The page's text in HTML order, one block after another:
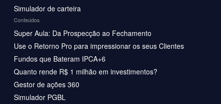
Simulador de carteira
Conteúdos
Super Aula: Da Prospecção ao Fechamento
Use o Retorno Pro para impressionar os seus Clientes
Fundos que Bateram IPCA+6
Quanto rende R$ 1 milhão em investimentos?
Gestor de ações 360
Simulador PGBL